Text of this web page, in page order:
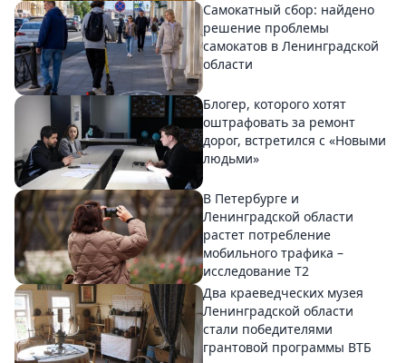
Самокатный сбор: найдено
решение проблемы
самокатов в Ленинградской
области
Блогер, которого хотят
оштрафовать за ремонт
дорог, встретился с «Новыми
людьми»
В Петербурге и
Ленинградской области
растет потребление
мобильного трафика –
исследование T2
Два краеведческих музея
Ленинградской области
стали победителями
грантовой программы ВТБ